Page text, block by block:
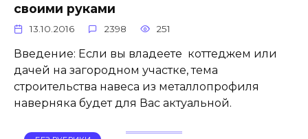
своими руками
13.10.2016 2398 251
Введение: Если вы владеете коттеджем или
дачей на загородном участке, тема
строительства навеса из металлопрофиля
наверняка будет для Вас актуальной.